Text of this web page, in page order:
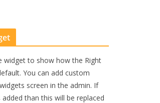
widget to show how the Right
You can add custom
screen in the admin. If
than this will be replaced